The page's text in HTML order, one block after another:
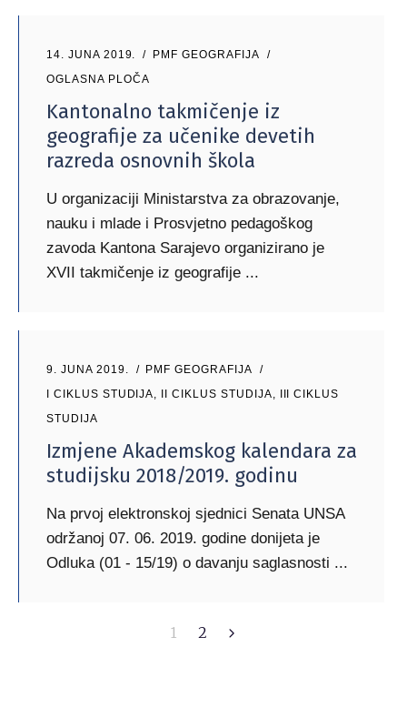
14. JUNA 2019.
PMF GEOGRAFIJA
OGLASNA PLOČA
Kantonalno takmičenje iz
geografije za učenike devetih
razreda osnovnih škola
U organizaciji Ministarstva za obrazovanje,
nauku i mlade i Prosvjetno pedagoškog
zavoda Kantona Sarajevo organizirano je
XVII takmičenje iz geografije
9. JUNA 2019.
PMF GEOGRAFIJA
I CIKLUS STUDIJA, II CIKLUS STUDIJA,
III CIKLUS
STUDIJA
Izmjene Akademskog kalendara za
studijsku 2018/2019. godinu
Na prvoj elektronskoj sjednici Senata UNSA
održanoj 07. 06. 2019. godine donijeta je
Odluka (01 - 15/19) o davanju saglasnosti
1 2